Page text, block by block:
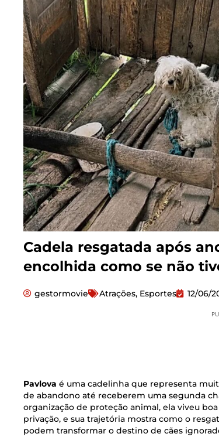
Cadela resgatada após
encolhida como se não
gestormovie Atrações, Esportes 12/06/
Pavlova é uma cadelinha que representa
de abandono até receberem uma segunda
organização de proteção animal, ela viveu
privação, e sua trajetória mostra como o
podem transformar o destino de cães